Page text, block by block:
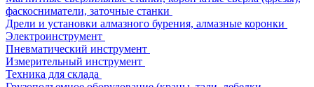
фаскосниматели, заточные станки
Дрели и установки алмазного бурения, алмазные коронки
Электроинструмент
Пневматический инструмент
Измерительный инструмент
Техника для склада